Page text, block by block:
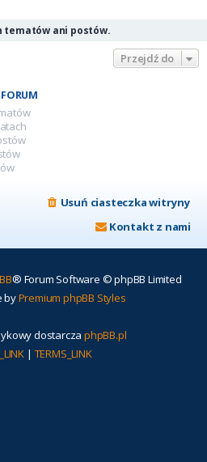
tematów ani postów.
Przejdź do
Usuń ciasteczka witryny
Kontakt z nami
® Forum Software © phpBB Limited
byPremium phpBB Styles
dostarcza phpBB.pl
| TERMS_LINK